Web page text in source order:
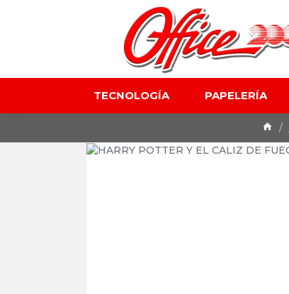
TECNOLOGÍA PAPELERÍA